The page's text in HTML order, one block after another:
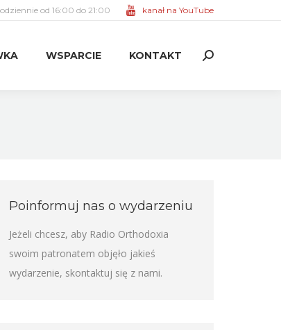
od 16:00 do 21:00 kanał na YouTube
WSPARCIE KONTAKT Search:
Poinformuj nas o wydarzeniu
Jeżeli chcesz, aby Radio Orthodoxia
swoim patronatem objęło jakieś
wydarzenie, skontaktuj się z nami.